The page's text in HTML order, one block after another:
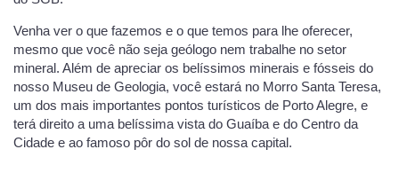
Venha ver o que fazemos e o que temos para lhe oferecer,
mesmo que você não seja geólogo nem trabalhe no setor
mineral. Além de apreciar os belíssimos minerais e fósseis do
nosso Museu de Geologia, você estará no Morro Santa Teresa,
um dos mais importantes pontos turísticos de Porto Alegre, e
terá direito a uma belíssima vista do Guaíba e do Centro da
Cidade e ao famoso pôr do sol de nossa capital.